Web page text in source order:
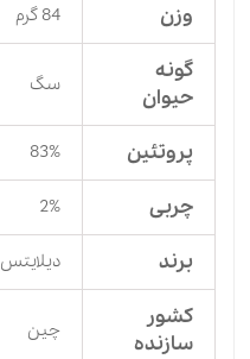
وزن 84 گرم
گونه
حیوان
سگ
پروتئین 83%
چربی 2%
برند دیلایتس
کشور
سازنده
چین